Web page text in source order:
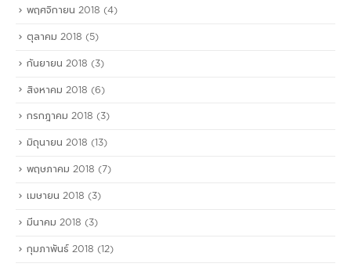
พฤศจิกายน 2018 (4)
ตุลาคม 2018 (5)
กันยายน 2018 (3)
สิงหาคม 2018 (6)
กรกฎาคม 2018 (3)
มิถุนายน 2018 (13)
พฤษภาคม 2018 (7)
เมษายน 2018 (3)
มีนาคม 2018 (3)
กุมภาพันธ์ 2018 (12)